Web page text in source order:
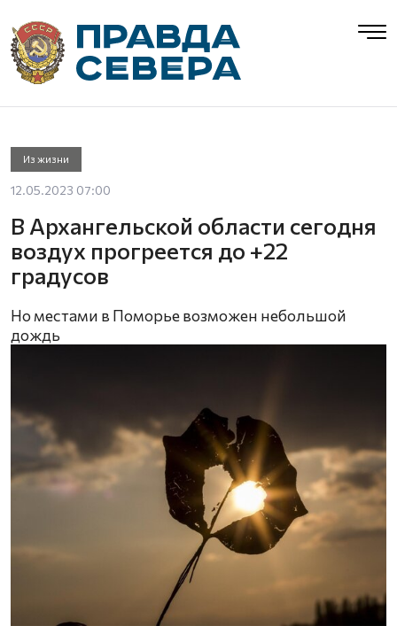
Из жизни
12.05.2023 07:00
В Архангельской области сегодня
воздух прогреется до +22
градусов
Но местами в Поморье возможен небольшой
дождь